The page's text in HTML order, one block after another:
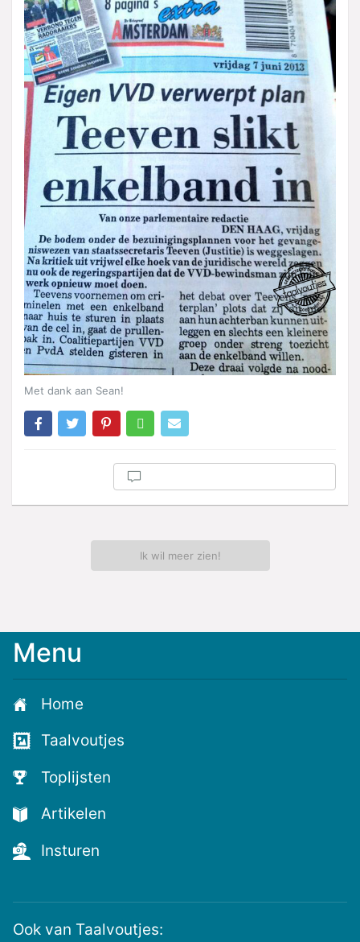
Met dank aan Sean!
Ik wil meer zien!
Meld
voor
de
nieuwste
voutjes
en
de
voutste
nieuwtjes!
Menu
Home
Taalvoutjes
Toplijsten
Artikelen
Insturen
Ook van Taalvoutjes: